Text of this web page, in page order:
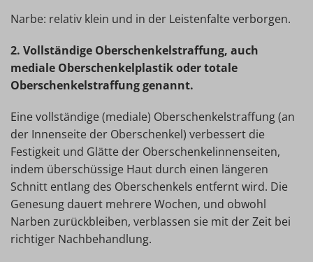
Narbe: relativ klein und in der Leistenfalte verborgen.
2. Vollständige Oberschenkelstraffung, auch
mediale Oberschenkelplastik oder totale
Oberschenkelstraffung genannt.
Eine vollständige (mediale) Oberschenkelstraffung (an
der Innenseite der Oberschenkel) verbessert die
Festigkeit und Glätte der Oberschenkelinnenseiten,
indem überschüssige Haut durch einen längeren
Schnitt entlang des Oberschenkels entfernt wird. Die
Genesung dauert mehrere Wochen, und obwohl
Narben zurückbleiben, verblassen sie mit der Zeit bei
richtiger Nachbehandlung.